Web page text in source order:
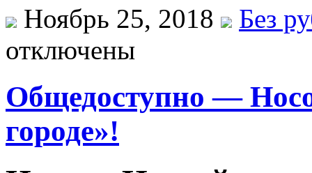
Ноябрь 25, 2018
Без
отключены
Общедоступно —
городе»!